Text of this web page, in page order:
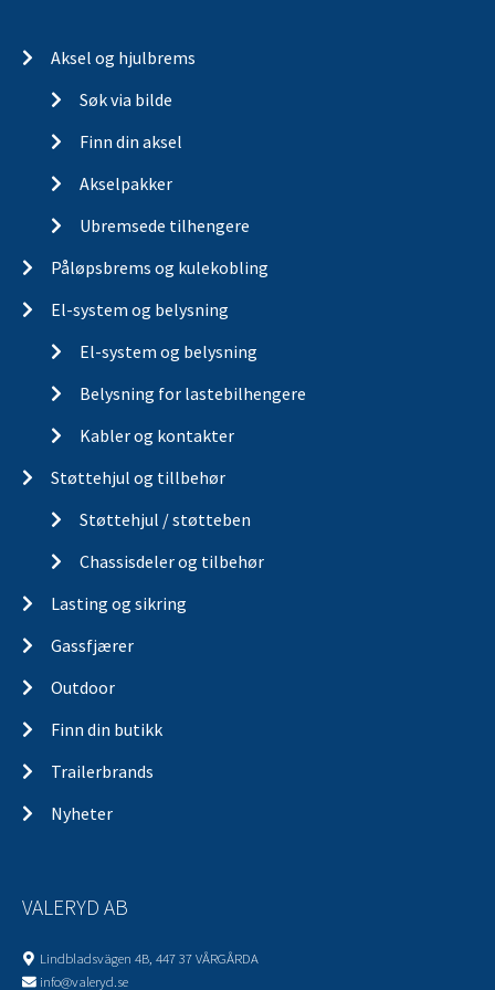
Aksel og hjulbrems
Søk via bilde
Finn din aksel
Akselpakker
Ubremsede tilhengere
Påløpsbrems og kulekobling
El-system og belysning
El-system og belysning
Belysning for lastebilhengere
Kabler og kontakter
Støttehjul og tillbehør
Støttehjul / støtteben
Chassisdeler og tilbehør
Lasting og sikring
Gassfjærer
Outdoor
Finn din butikk
Trailerbrands
Nyheter
VALERYD AB
Lindbladsvägen 4B, 447 37 VÅRGÅRDA
info@valeryd.se